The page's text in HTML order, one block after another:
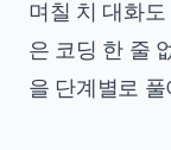
며칠 치 대화
은 코딩 한 줄
을 단계별로